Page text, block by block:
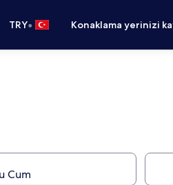
TRY• Konaklama yerinizi